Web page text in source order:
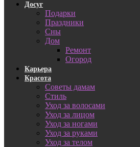
Досуг
Подарки
Праздники
Сны
Дом
Ремонт
Огород
Карьера
Красота
Советы дамам
Стиль
Уход за волосами
Уход за лицом
Уход за ногами
Уход за руками
Уход за телом